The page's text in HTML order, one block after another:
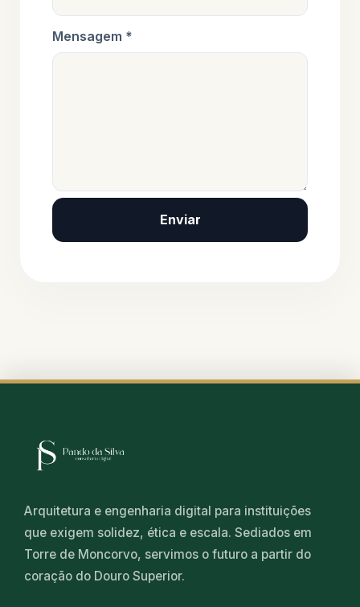
Mensagem *
Enviar
Arquitetura e engenharia digital para instituições
que exigem solidez, ética e escala. Sediados em
Torre de Moncorvo, servimos o futuro a partir do
coração do Douro Superior.